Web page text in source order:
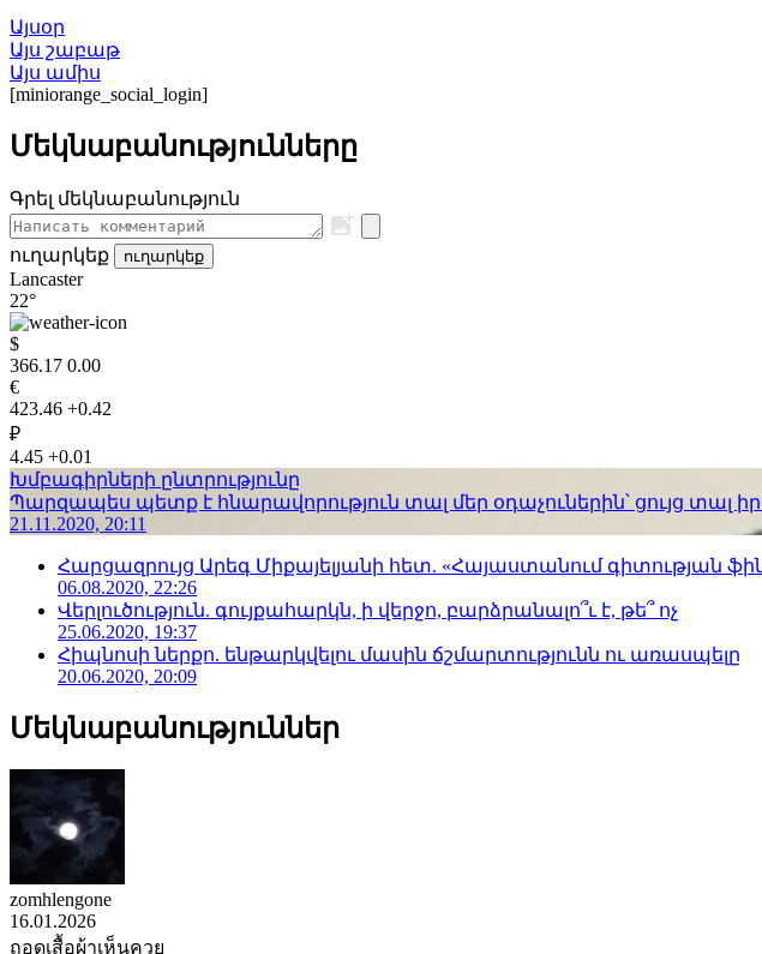
Այսօր
Այս շաբաթ
Այս ամիս
[miniorange_social_login]
Մեկնաբանությունները
Գրել մեկնաբանություն
ուղարկեք ուղարկեք
Lancaster
22°
$
366.17 0.00
€
423.46 +0.42
₽
4.45 +0.01
Խմբագիրների ընտրությունը
Պարզապես պետք է հնարավորություն տալ մեր օդաչուներին՝ ցույց տալ
21.11.2020, 20:11
Հարցազրույց Արեգ Միքայելյանի հետ. «Հայաստանում գիտության
06.08.2020, 22:26
Վերլուծություն. գույքահարկն, ի վերջո, բարձրանալո՞ւ է, թե՞ ոչ
25.06.2020, 19:37
Հիպնոսի ներքո. ենթարկվելու մասին ճշմարտությունն ու առասպելը
20.06.2020, 20:09
Մեկնաբանություններ
zomhlengone
16.01.2026
ถอดเสื้อผ้าเห็นควย